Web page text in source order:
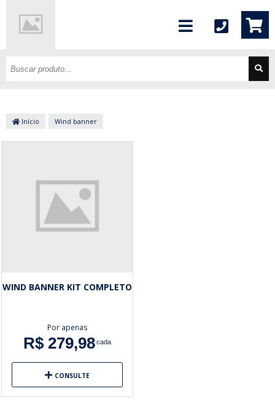
Início Wind banner
WIND BANNER KIT COMPLETO
Por apenas
R$ 279,98cada
CONSULTE